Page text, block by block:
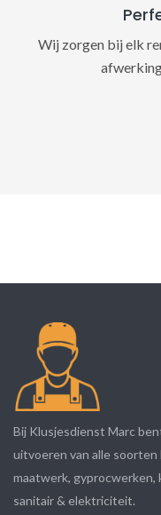
Wij zorgen bij elk
Bij Klusjesdienst Marc
uitvoeren van alle
maatwerk, gyprocwerken,
sanitair & elektriciteit.